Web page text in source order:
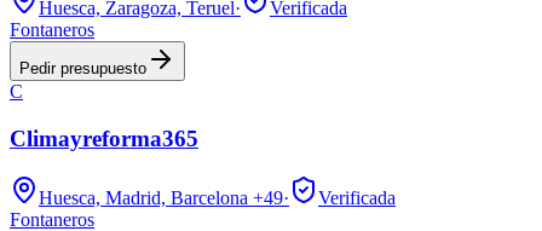
Huesca, Zaragoza, Teruel·
Verificada
Fontaneros
Pedir presupuesto
C
Climayreforma365
Huesca, Madrid, Barcelona +49·
Verificada
Fontaneros